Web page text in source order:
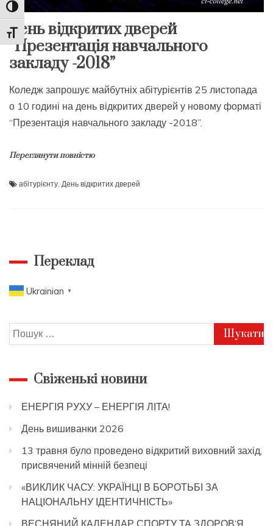
Toggle High Contrast
Toggle Font size
День відкритих дверей
“Презентація навчального
закладу -2018”
Коледж запрошує майбутніх абітурієнтів 25 листопада
о 10 годині на день відкритих дверей у новому форматі
“Презентація навчального закладу -2018”.
Переглянути повністю
абітурієнту, День відкритих дверей
Переклад
Ukrainian ▼
Пошук:
Свіженькі новини
ЕНЕРГІЯ РУХУ – ЕНЕРГІЯ ЛІТА!
День вишиванки 2026
13 травня було проведено відкритий виховний захід,
присвячений мінній безпеці
«ВИКЛИК ЧАСУ: УКРАЇНЦІ В БОРОТЬБІ ЗА
НАЦІОНАЛЬНУ ІДЕНТИЧНІСТЬ»
ВЕСНЯНИЙ КАЛЕНДАР СПОРТУ ТА ЗДОРОВ’Я